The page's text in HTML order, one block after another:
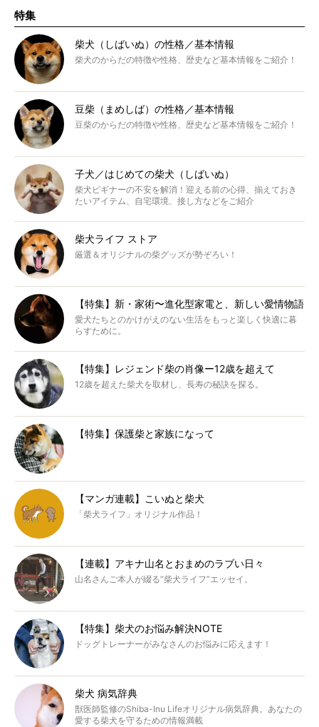
特集
柴犬（しばいぬ）の性格／基本情報
柴犬のからだの特徴や性格、歴史など基本情報をご紹介！
豆柴（まめしば）の性格／基本情報
豆柴のからだの特徴や性格、歴史など基本情報をご紹介！
子犬／はじめての柴犬（しばいぬ）
柴犬ビギナーの不安を解消！迎える前の心得、揃えておき
たいアイテム、自宅環境、接し方などをご紹介
柴犬ライフ ストア
厳選＆オリジナルの柴グッズが勢ぞろい！
【特集】新・家術〜進化型家電と、新しい愛情物語
愛犬たちとのかけがえのない生活をもっと楽しく快適に暮
らすために。
【特集】レジェンド柴の肖像ー12歳を超えて
12歳を超えた柴犬を取材し、長寿の秘訣を探る。
【特集】保護柴と家族になって
【マンガ連載】こいぬと柴犬
「柴犬ライフ」オリジナル作品！
【連載】アキナ山名とおまめのラブい日々
山名さんご本人が綴る“柴犬ライフ”エッセイ。
【特集】柴犬のお悩み解決NOTE
ドッグトレーナーがみなさんのお悩みに応えます！
柴犬 病気辞典
獣医師監修のShiba-Inu Lifeオリジナル病気辞典。あなたの
愛する柴犬を守るための情報満載